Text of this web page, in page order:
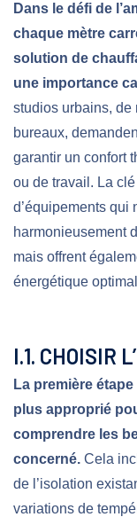
Dans le défi de
chaque mètre
solution de
une importance
studios urbains, de
bureaux,
garantir un confort
ou de travail. La
d’équipements qui
harmonieusement
mais offrent
énergétique
I.1. CHOISIR
La première
plus approprié
comprendre les
concerné. Cela
de l’isolation
variations de